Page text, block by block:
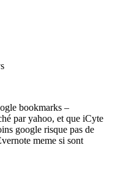
bookmarks –
par yahoo, et que iCyte
google risque pas de
meme si sont